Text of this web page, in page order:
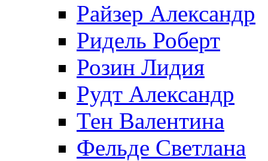
Райзер Александр
Ридель Роберт
Розин Лидия
Рудт Александр
Тен Валентина
Фельде Светлана